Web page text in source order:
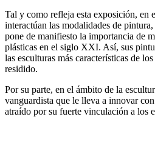
Tal y como refleja esta exposición, en
interactúan las modalidades de
pone de manifiesto la importancia de
plásticas en el siglo XXI. Así, sus
las esculturas más características de
residido.
Por su parte, en el ámbito de la
vanguardista que le lleva a innovar
atraído por su fuerte vinculación a los